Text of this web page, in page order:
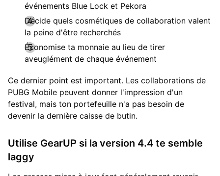
événements Blue Lock et Pekora
Décide quels cosmétiques de collaboration valent
la peine d'être recherchés
Économise ta monnaie au lieu de tirer
aveuglément de chaque événement
Ce dernier point est important. Les collaborations de
PUBG Mobile peuvent donner l'impression d'un
festival, mais ton portefeuille n'a pas besoin de
devenir la dernière caisse de butin.
Utilise GearUP si la version 4.4 te semble
laggy